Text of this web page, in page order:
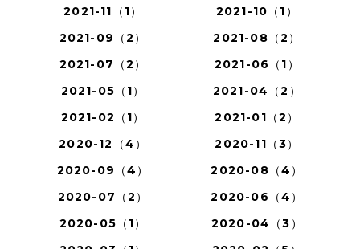
2021-11（1）
2021-10（1）
2021-09（2）
2021-08（2）
2021-07（2）
2021-06（1）
2021-05（1）
2021-04（2）
2021-02（1）
2021-01（2）
2020-12（4）
2020-11（3）
2020-09（4）
2020-08（4）
2020-07（2）
2020-06（4）
2020-05（1）
2020-04（3）